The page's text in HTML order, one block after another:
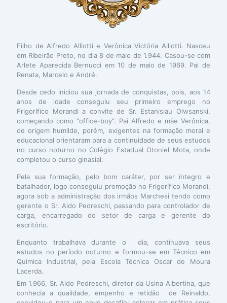
Filho de Alfredo Alliotti e Verônica Victória Alliotti. Nasceu
em Ribeirão Preto, no dia 8 de maio de 1.944. Casou-se com
Arlete Aparecida Bernucci em 10 de maio de 1969. Pai de
Renata, Marcelo e André.
Desde cedo iniciou sua jornada de conquistas, pois, aos 14
anos de idade conseguiu seu primeiro emprego no
Frigorífico Morandi a convite de Sr. Estanislau Olwsanski,
começando como “office-boy”. Pai Alfredo e mãe Verônica,
de origem humilde, porém, exigentes na formação moral e
educacional orientaram para a continuidade de seus estudos
no curso noturno no Colégio Estadual Otoniel Mota, onde
completou o curso ginasial.
Pela sua formação, pelo bom caráter, por ser íntegro e
batalhador, logo conseguiu promoção no Frigorífico Morandi,
agora sob a administração dos irmãos Marchesi tendo como
gerente o Sr. Aldo Pedreschi, passando para controlador de
carga, encarregado do setor de carga e gerente do
escritório.
Enquanto trabalhava durante o dia, continuava seus
estudos no período noturno e formou-se em Técnico em
Química Industrial, pela Escola Técnica Oscar de Moura
Lacerda.
Em 1.966, Sr. Aldo Pedreschi, diretor da Usina Albertina, que
conhecia a qualidade, empenho e retidão de Reinaldo,